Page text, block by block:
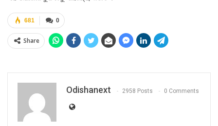
0
681
Share
Odishanext 2958 Posts 0 Comments